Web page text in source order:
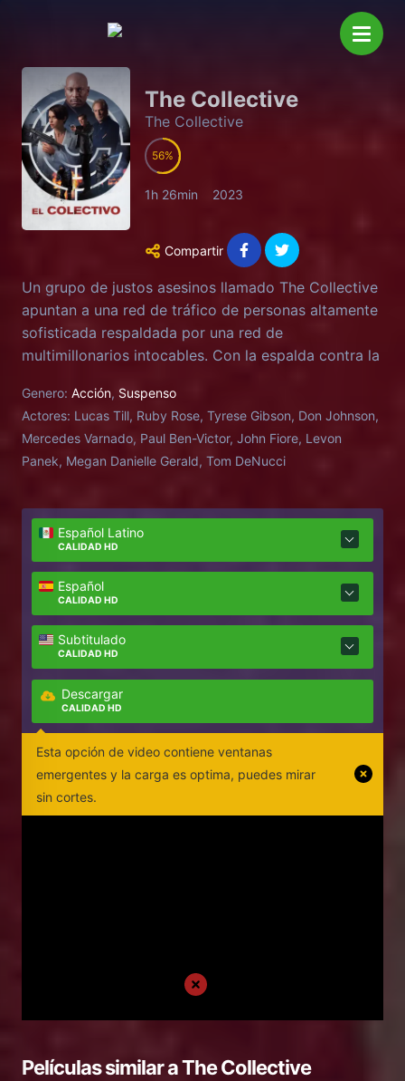
The Collective
The Collective
56
1h 26min 2023
Compartir
Un grupo de justos asesinos llamado The Collective
apuntan a una red de tráfico de personas altamente
sofisticada respaldada por una red de
multimillonarios intocables. Con la espalda contra la
poner su misión más importante en manos del
asesino novato Sam Alexander.
Genero: Acción, Suspenso
Actores: Lucas Till, Ruby Rose, Tyrese Gibson, Don Johnson,
Mercedes Varnado, Paul Ben-Victor, John Fiore, Levon
Panek, Megan Danielle Gerald, Tom DeNucci
Español Latino
CALIDAD HD
Español
CALIDAD HD
Subtitulado
CALIDAD HD
Descargar
CALIDAD HD
Esta opción de video contiene ventanas
emergentes y la carga es optima, puedes mirar
sin cortes.
Películas similar aThe Collective